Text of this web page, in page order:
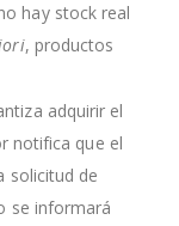
hay stock real
, productos
adquirir el
notifica que el
solicitud de
se informará